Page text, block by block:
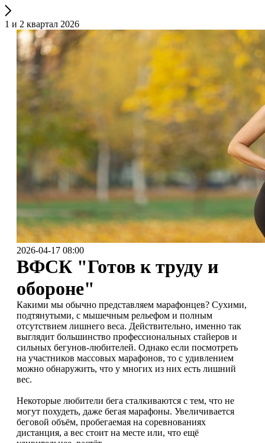
1 и 2 квартал 2026
2026-04-17 08:00
ВФСК "Готов к труду и
обороне"
Какими мы обычно представляем марафонцев? Сухими,
подтянутыми, с мышечным рельефом и полным
отсутствием лишнего веса. Действительно, именно так
выглядит большинство профессиональных стайеров и
сильных бегунов-любителей. Однако если посмотреть
на участников массовых марафонов, то с удивлением
можно обнаружить, что у многих из них есть лишний
вес.
Некоторые любители бега сталкиваются с тем, что не
могут похудеть, даже бегая марафоны. Увеличивается
беговой объём, пробегаемая на соревнованиях
дистанция, а вес стоит на месте или, что ещё